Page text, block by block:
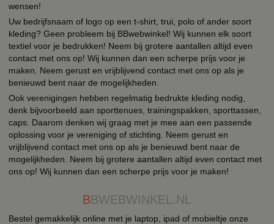
wensen!
Uw bedrijfsnaam of logo op een t-shirt, trui, polo of ander soort
kleding? Geen probleem bij BBwebwinkel! Wij kunnen elk soort
textiel voor je bedrukken! Neem bij grotere aantallen altijd even
contact met ons op! Wij kunnen dan een scherpe prijs voor je
maken. Neem gerust en vrijblijvend contact met ons op als je
benieuwd bent naar de mogelijkheden.
Ook verenigingen hebben regelmatig bedrukte kleding nodig,
denk bijvoorbeeld aan sporttenues, trainingspakken, sporttassen,
caps. Daarom denken wij graag met je mee aan een passende
oplossing voor je vereniging of stichting. Neem gerust en
vrijblijvend contact met ons op als je benieuwd bent naar de
mogelijkheden. Neem bij grotere aantallen altijd even contact met
ons op! Wij kunnen dan een scherpe prijs voor je maken!
BBWEBWINKEL.NL
Bestel gemakkelijk online met je laptop, ipad of mobieltje onze